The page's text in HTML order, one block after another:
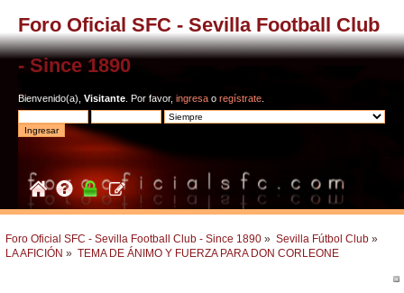
Foro Oficial SFC - Sevilla Football Club
- Since 1890
Bienvenido(a), Visitante . Por favor, ingresa o regístrate
Foro Oficial SFC - Sevilla Football Club - Since 1890 » Sevilla Fútbol Club »
LA AFICIÓN » TEMA DE ÁNIMO Y FUERZA PARA DON CORLEONE